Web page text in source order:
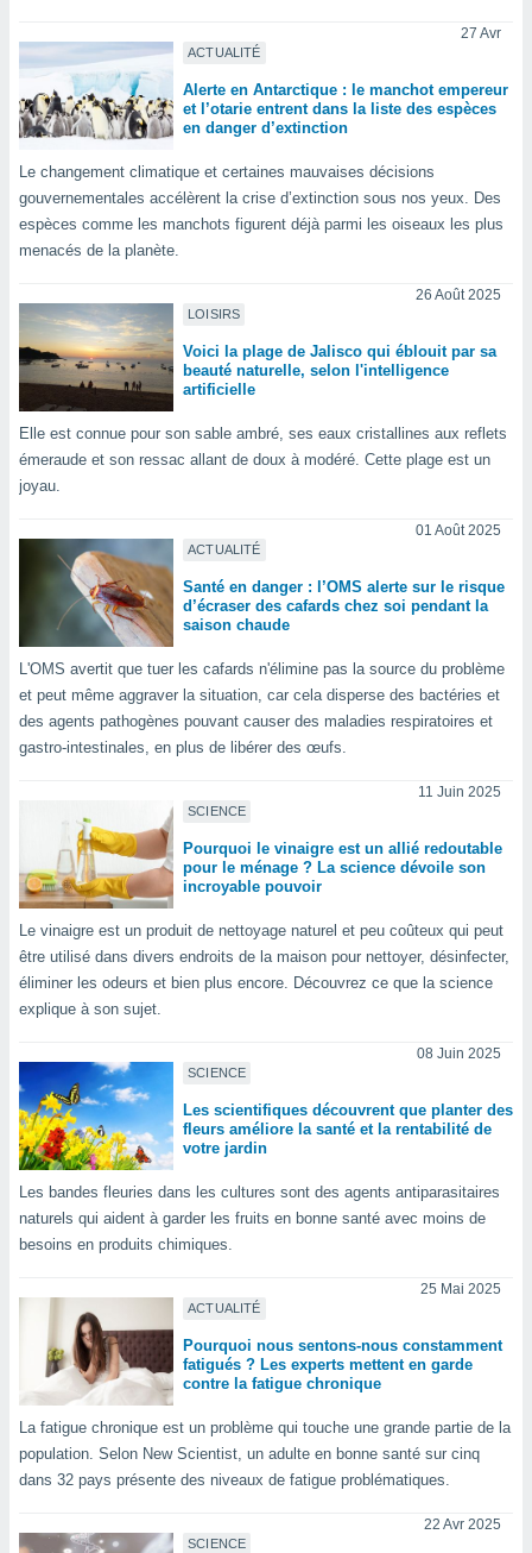
de
à
en
le
de
web.
à
cas,
la
sur le
et que
ne
ou
de la
des
notre
le
en
ACTUALITÉ
27 Avr
Alerte en Antarctique : le manchot empereur
et l’otarie entrent dans la liste des espèces
en danger d’extinction
Le changement climatique et certaines mauvaises décisions
gouvernementales accélèrent la crise d’extinction sous nos yeux. Des
espèces comme les manchots figurent déjà parmi les oiseaux les plus
menacés de la planète.
LOISIRS
26 Août 2025
Voici la plage de Jalisco qui éblouit par sa
beauté naturelle, selon l'intelligence
artificielle
Elle est connue pour son sable ambré, ses eaux cristallines aux reflets
émeraude et son ressac allant de doux à modéré. Cette plage est un
joyau.
ACTUALITÉ
01 Août 2025
Santé en danger : l’OMS alerte sur le risque
d’écraser des cafards chez soi pendant la
saison chaude
L'OMS avertit que tuer les cafards n'élimine pas la source du problème
et peut même aggraver la situation, car cela disperse des bactéries et
des agents pathogènes pouvant causer des maladies respiratoires et
gastro-intestinales, en plus de libérer des œufs.
SCIENCE
11 Juin 2025
Pourquoi le vinaigre est un allié redoutable
pour le ménage ? La science dévoile son
incroyable pouvoir
Le vinaigre est un produit de nettoyage naturel et peu coûteux qui peut
être utilisé dans divers endroits de la maison pour nettoyer, désinfecter,
éliminer les odeurs et bien plus encore. Découvrez ce que la science
explique à son sujet.
SCIENCE
08 Juin 2025
Les scientifiques découvrent que planter des
fleurs améliore la santé et la rentabilité de
votre jardin
Les bandes fleuries dans les cultures sont des agents antiparasitaires
naturels qui aident à garder les fruits en bonne santé avec moins de
besoins en produits chimiques.
ACTUALITÉ
25 Mai 2025
Pourquoi nous sentons-nous constamment
fatigués ? Les experts mettent en garde
contre la fatigue chronique
La fatigue chronique est un problème qui touche une grande partie de la
population. Selon New Scientist, un adulte en bonne santé sur cinq
dans 32 pays présente des niveaux de fatigue problématiques.
SCIENCE
22 Avr 2025